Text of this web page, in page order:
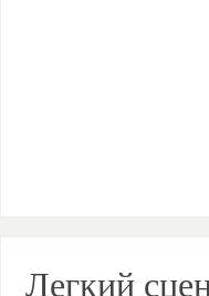
Легкий